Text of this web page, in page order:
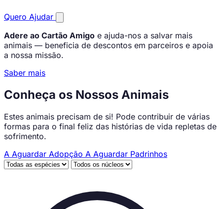
Quero Ajudar
Adere ao Cartão Amigo e ajuda-nos a salvar mais
animais — beneficia de descontos em parceiros e apoia
a nossa missão.
Saber mais
Conheça os Nossos Animais
Estes animais precisam de si! Pode contribuir de várias
formas para o final feliz das histórias de vida repletas de
sofrimento.
A Aguardar Adopção A Aguardar Padrinhos